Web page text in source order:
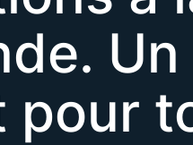
pour